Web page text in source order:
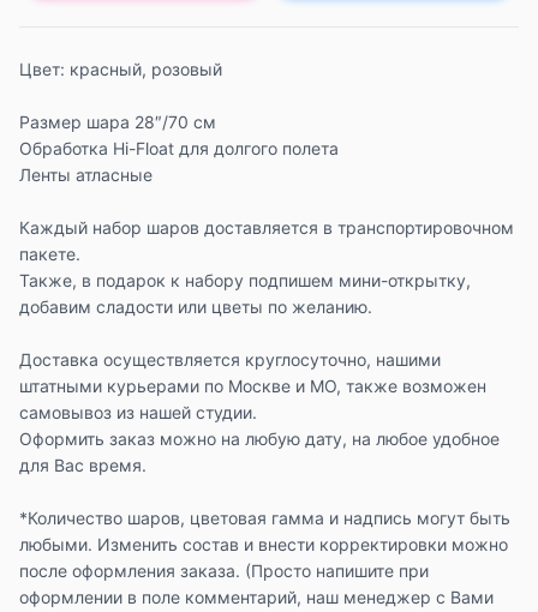
Цвет: красный, розовый
Размер шара 28″/70 см
Обработка Hi-Float для долгого полета
Ленты атласные
Каждый набор шаров доставляется в транспортировочном
пакете.
Также, в подарок к набору подпишем мини-открытку,
добавим сладости или цветы по желанию.
Доставка осуществляется круглосуточно, нашими
штатными курьерами по Москве и МО, также возможен
самовывоз из нашей студии.
Оформить заказ можно на любую дату, на любое удобное
для Вас время.
*Количество шаров, цветовая гамма и надпись могут быть
любыми. Изменить состав и внести корректировки можно
после оформления заказа. (Просто напишите при
оформлении в поле комментарий, наш менеджер с Вами